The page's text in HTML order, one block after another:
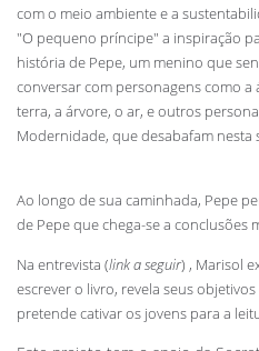
com o meio ambiente e a
"O pequeno príncipe" a inspiração
história de Pepe, um menino que
conversar com personagens como
terra, a árvore, o ar, e outros
Modernidade, que desabafam nesta
Ao longo de sua caminhada, Pepe
de Pepe que chega-se a conclusões
Na entrevista (link a seguir) , Marisol
escrever o livro, revela seus
pretende cativar os jovens para a